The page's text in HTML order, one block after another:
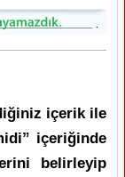
içerik ile
içeriğinde
belirleyip